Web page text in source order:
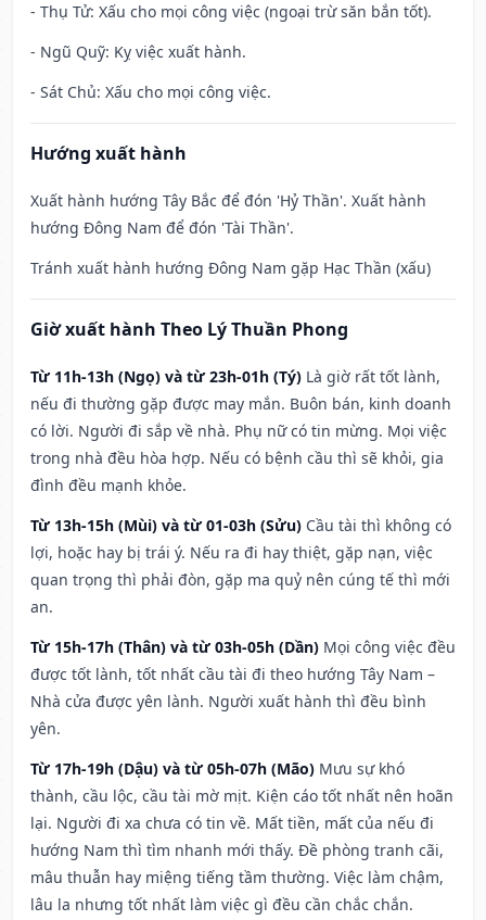
- Thụ Tử: Xấu cho mọi công việc (ngoại trừ săn bắn tốt).
- Ngũ Quỹ: Kỵ việc xuất hành.
- Sát Chủ: Xấu cho mọi công việc.
Hướng xuất hành
Xuất hành hướng Tây Bắc để đón 'Hỷ Thần'. Xuất hành
hướng Đông Nam để đón 'Tài Thần'.
Tránh xuất hành hướng Đông Nam gặp Hạc Thần (xấu)
Giờ xuất hành Theo Lý Thuần Phong
Từ 11h-13h (Ngọ) và từ 23h-01h (Tý) Là giờ rất tốt lành,
nếu đi thường gặp được may mắn. Buôn bán, kinh doanh
có lời. Người đi sắp về nhà. Phụ nữ có tin mừng. Mọi việc
trong nhà đều hòa hợp. Nếu có bệnh cầu thì sẽ khỏi, gia
đình đều mạnh khỏe.
Từ 13h-15h (Mùi) và từ 01-03h (Sửu) Cầu tài thì không có
lợi, hoặc hay bị trái ý. Nếu ra đi hay thiệt, gặp nạn, việc
quan trọng thì phải đòn, gặp ma quỷ nên cúng tế thì mới
an.
Từ 15h-17h (Thân) và từ 03h-05h (Dần) Mọi công việc đều
được tốt lành, tốt nhất cầu tài đi theo hướng Tây Nam –
Nhà cửa được yên lành. Người xuất hành thì đều bình
yên.
Từ 17h-19h (Dậu) và từ 05h-07h (Mão) Mưu sự khó
thành, cầu lộc, cầu tài mờ mịt. Kiện cáo tốt nhất nên hoãn
lại. Người đi xa chưa có tin về. Mất tiền, mất của nếu đi
hướng Nam thì tìm nhanh mới thấy. Đề phòng tranh cãi,
mâu thuẫn hay miệng tiếng tầm thường. Việc làm chậm,
lâu la nhưng tốt nhất làm việc gì đều cần chắc chắn.